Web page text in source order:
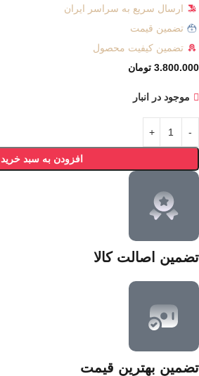
ارسال سریع به سراسر ایران
تضمین قیمت
تضمین کیفیت محصول
3.800.000 تومان
موجود در انبار
افزودن به سبد خرید
تضمین اصالت کالا
تضمین بهترین قیمت